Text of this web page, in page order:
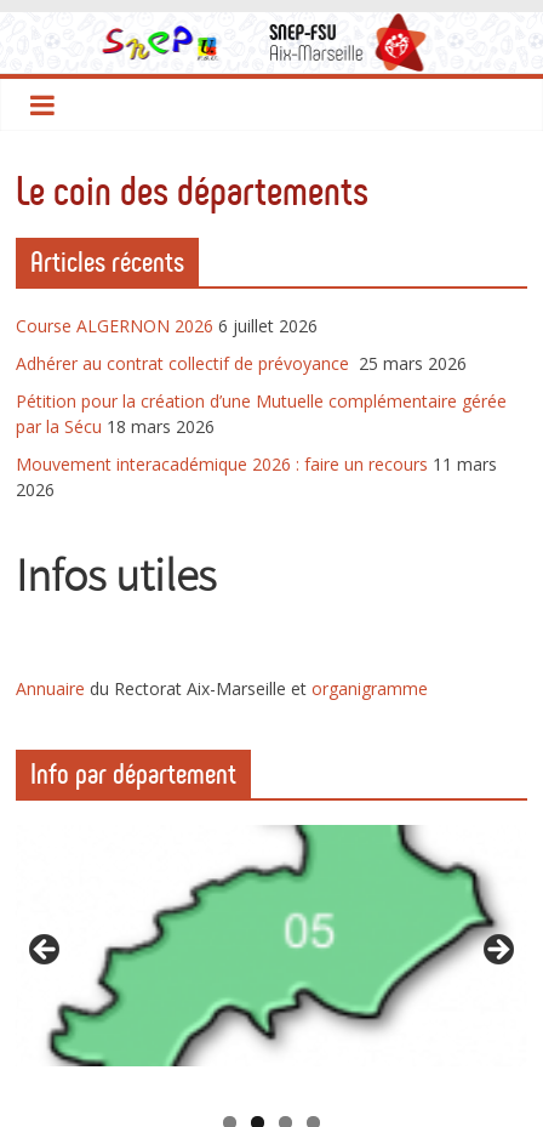
contenu
SNEP-
FSU
Aix
Marseille
Le coin des départements
Articles récents
Course ALGERNON 2026 6 juillet 2026
Adhérer au contrat collectif de prévoyance 25 mars 2026
Pétition pour la création d’une Mutuelle complémentaire gérée
par la Sécu 18 mars 2026
Mouvement interacadémique 2026 : faire un recours 11 mars
2026
Infos utiles
Annuaire du Rectorat Aix-Marseille etorganigramme
Info par département